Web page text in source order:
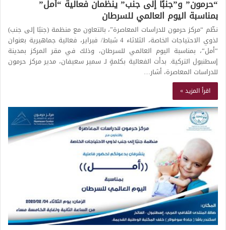
“حرمون” و”جنبًا إلى جنب” ينظمان فعالية “أمل”
بمناسبة اليوم العالمي للسرطان
نظّم “مركز حرمون للدراسات المعاصرة”، بالتعاون مع منظمة (جنبًا إلى جنب)
لذوي الاحتياجات الخاصة، الثلاثاء 4 شباط/ فبراير، فعالية جماهيرية بعنوان
“أمل“، بمناسبة اليوم العالمي للسرطان، وذلك في مقر المركز بمدينة
إسطنبول التركية. بدأت الفعالية بكلمةٍ لـ سمير سعيفان، مدير مركز حرمون
للدراسات المعاصرة، أشار…
اقرأ المزيد »